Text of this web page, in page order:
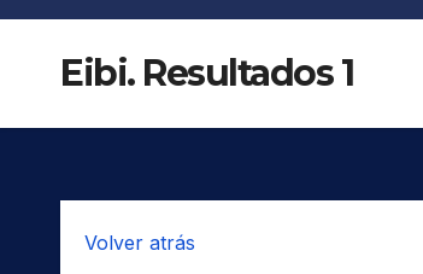
Eibi. Resultados 1
Volver atrás